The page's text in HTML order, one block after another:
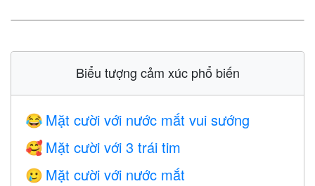
Biểu tượng cảm xúc phổ biến
😂 Mặt cười với nước mắt vui sướng
🥰 Mặt cười với 3 trái tim
🥲 Mặt cười với nước mắt